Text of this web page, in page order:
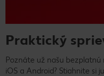
Praktický
Poznáte už našu
iOS a Android? Stiahnite si